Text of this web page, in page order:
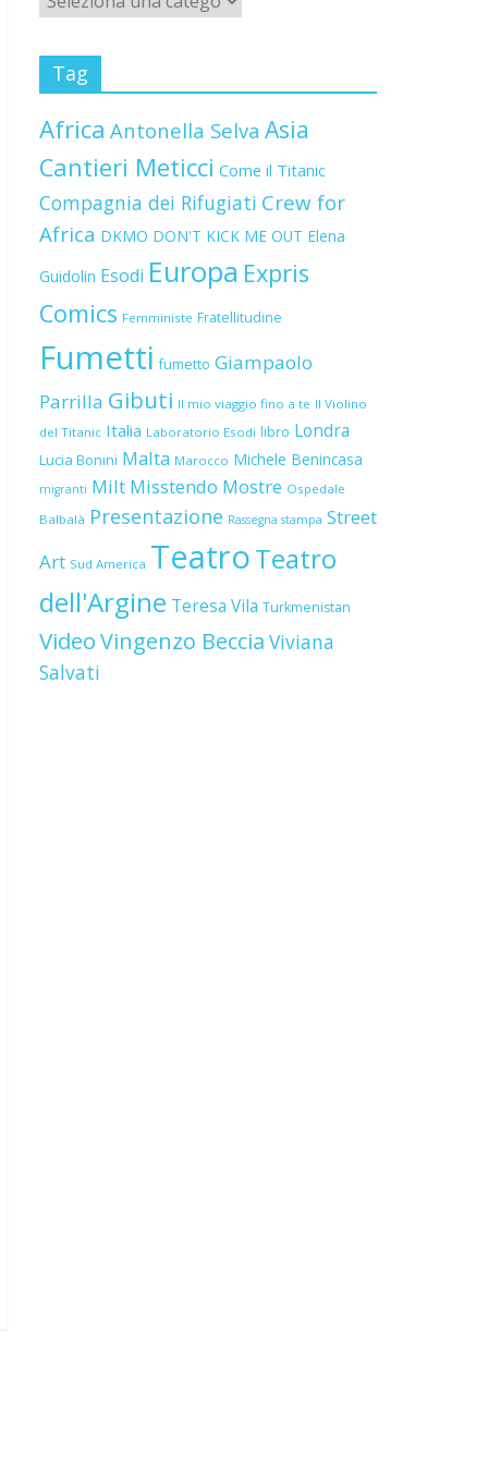
Tag
Africa Antonella Selva Asia
Cantieri Meticci Come il Titanic
Compagnia dei Rifugiati Crew for
Africa DKMO DON'T KICK ME OUT Elena
Guidolin Esodi Europa Expris
Comics Femministe Fratellitudine
Fumetti fumetto Giampaolo
Parrilla Gibuti Il mio viaggio fino a te Il Violino
del Titanic Italia Laboratorio Esodi libro Londra
Lucia Bonini Malta Marocco Michele Benincasa
migranti Milt Misstendo Mostre Ospedale
Balbalà Presentazione Rassegna stampa Street
Art Sud America TeatroTeatro
dell'Argine Teresa Vila Turkmenistan
VideoVingenzo Beccia Viviana
Salvati